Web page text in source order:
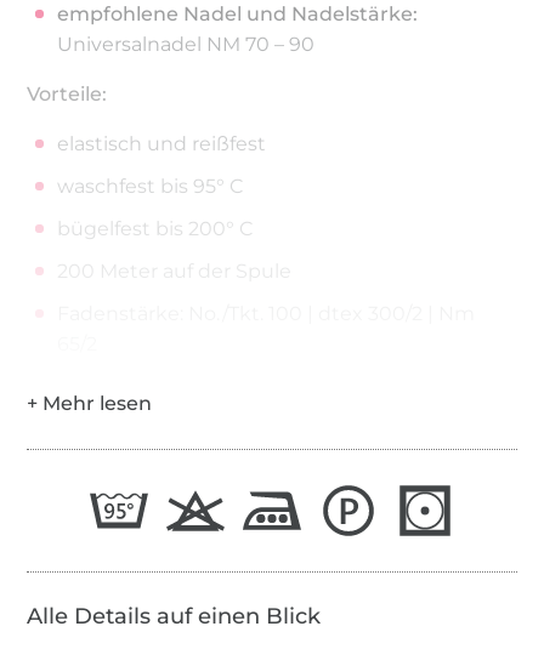
empfohlene Nadel und Nadelstärke:
Universalnadel NM 70 – 90
Vorteile:
elastisch und reißfest
waschfest bis 95° C
bügelfest bis 200° C
200 Meter auf der Spule
Alle Details auf einen Blick